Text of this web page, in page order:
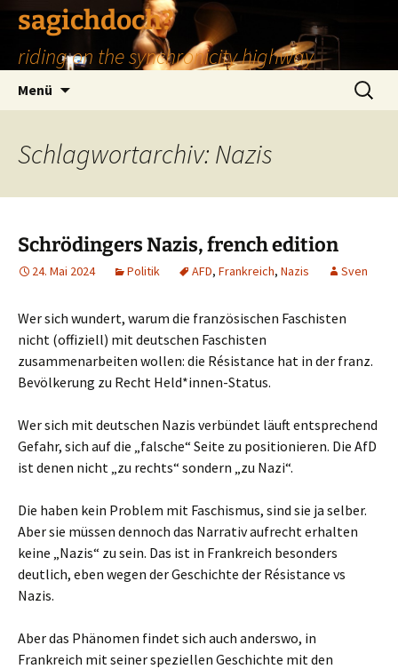
Zum
Inhalt
springen
sagichdoch?
riding on the synchronicity highway
Menü
Suchen
nach:
Schlagwortarchiv: Nazis
Schrödingers Nazis, french edition
24. Mai 2024 Politik AFD, Frankreich, Nazis Sven
Wer sich wundert, warum die französischen Faschisten
nicht (offiziell) mit deutschen Faschisten
zusammenarbeiten wollen: die Résistance hat in der franz.
Bevölkerung zu Recht Held*innen-Status.
Wer sich mit deutschen Nazis verbündet läuft entsprechend
Gefahr, sich auf die „falsche“ Seite zu positionieren. Die AfD
ist denen nicht „zu rechts“ sondern „zu Nazi“.
Die haben kein Problem mit Faschismus, sind sie ja selber.
Aber sie müssen dennoch das Narrativ aufrecht erhalten
keine „Nazis“ zu sein. Das ist in Frankreich besonders
deutlich, eben wegen der Geschichte der Résistance vs
Nazis.
Aber das Phänomen findet sich auch anderswo, in
Frankreich mit seiner speziellen Geschichte mit den